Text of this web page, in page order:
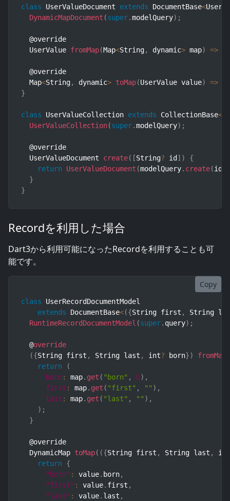
class UserValueDocument extends DocumentBase<
DynamicMapDocument (super.modelQuery) ;
  @override
  UserValue
fromMap(Map<String, dynamic> map) =>
  @override
  Map
<String, dynamic> toMap(UserValue value) =>
}
class UserValueCollection extends CollectionBase<
UserValueCollection(super.modelQuery) ;
  @override
  UserValueDocument
create( [String? id ] )
{
return
UserValueDocument (modelQuery. create(id
}
}
Recordを利用した場合
Dart3から利用可能になったRecordを利用することも可
能です。
Copy
class
UserRecordDocumentModel
extends
DocumentBase<({String first ,
String
RuntimeRecordDocumentModel (super. query) ;
  @
override
({String first , String last , int? born}) fromMap
return
(
born : map. get ( "born" , 0) ,
first : map. get ( "first" , "" ) ,
last : map. get ( "last" , "" ) ,
) ;
}
  @override
  DynamicMap
toMap( ({String first , String last ,
int
return
{
"born" : value. born,
"first" : value. first ,
"last" : value. last ,